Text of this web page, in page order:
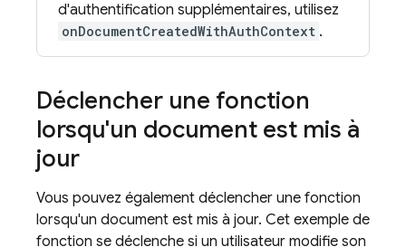
d'authentification supplémentaires, utilisez
onDocumentCreatedWithAuthContext .
Déclencher une fonction
lorsqu'un document est mis à
jour
Vous pouvez également déclencher une fonction
lorsqu'un document est mis à jour. Cet exemple de
fonction se déclenche si un utilisateur modifie son